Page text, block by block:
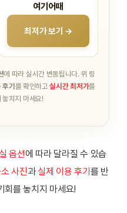
여기어때
최저가 보기 →
에 따라 실시간 변동됩니다. 위 링
후기를 확인하고실시간 최저가를
놓치지 마세요!
옵션에 따라 달라질 수 있습
사진과실제 이용 후기 를 반
회를 놓치지 마세요!